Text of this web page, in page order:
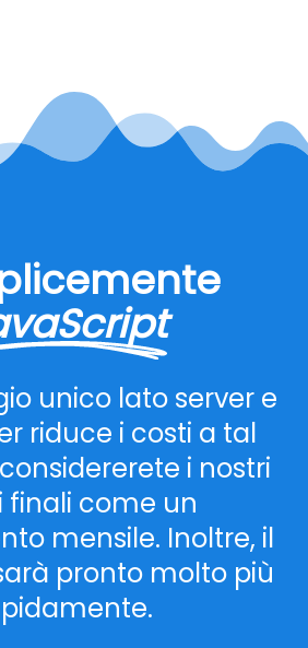
unico lato server e
riduce i costi a tal
i nostri
finali come un
mensile. Inoltre, il
pronto molto più